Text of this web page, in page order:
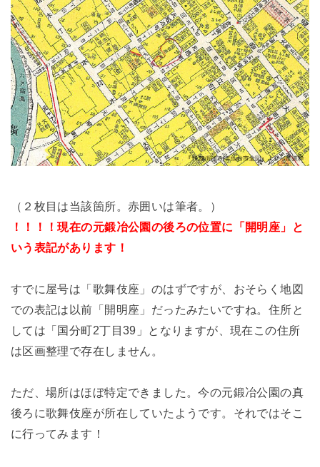
（２枚目は当該箇所。赤囲いは筆者。）
！！！！現在の元鍛冶公園の後ろの位置に「開明座」と
いう表記があります！
すでに屋号は「歌舞伎座」のはずですが、おそらく地図
での表記は以前「開明座」だったみたいですね。住所と
しては「国分町2丁目39」となりますが、現在この住所
は区画整理で存在しません。
ただ、場所はほぼ特定できました。今の元鍛冶公園の真
後ろに歌舞伎座が所在していたようです。それではそこ
に行ってみます！